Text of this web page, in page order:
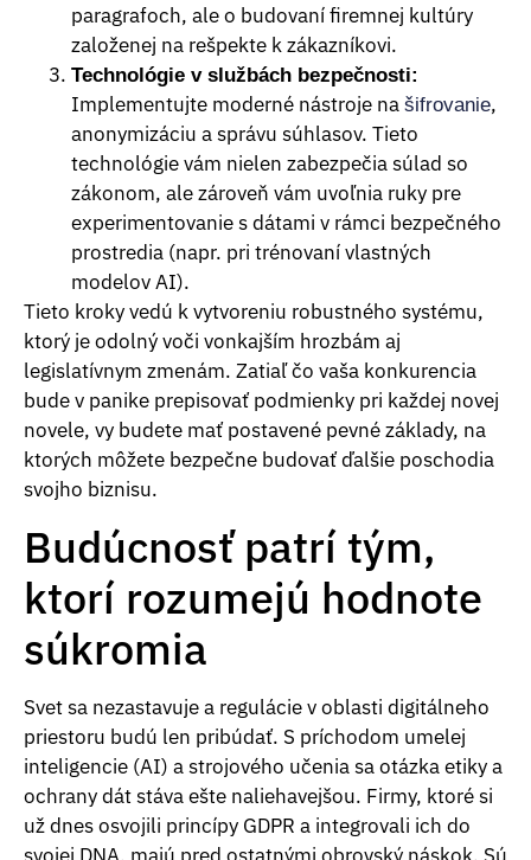
paragrafoch, ale o budovaní firemnej kultúry
založenej na rešpekte k zákazníkovi.
Technológie v službách bezpečnosti:
Implementujte moderné nástroje na šifrovanie,
anonymizáciu a správu súhlasov. Tieto
technológie vám nielen zabezpečia súlad so
zákonom, ale zároveň vám uvoľnia ruky pre
experimentovanie s dátami v rámci bezpečného
prostredia (napr. pri trénovaní vlastných
modelov AI).
Tieto kroky vedú k vytvoreniu robustného systému,
ktorý je odolný voči vonkajším hrozbám aj
legislatívnym zmenám. Zatiaľ čo vaša konkurencia
bude v panike prepisovať podmienky pri každej novej
novele, vy budete mať postavené pevné základy, na
ktorých môžete bezpečne budovať ďalšie poschodia
svojho biznisu.
Budúcnosť patrí tým,
ktorí rozumejú hodnote
súkromia
Svet sa nezastavuje a regulácie v oblasti digitálneho
priestoru budú len pribúdať. S príchodom umelej
inteligencie (AI) a strojového učenia sa otázka etiky a
ochrany dát stáva ešte naliehavejšou. Firmy, ktoré si
už dnes osvojili princípy GDPR a integrovali ich do